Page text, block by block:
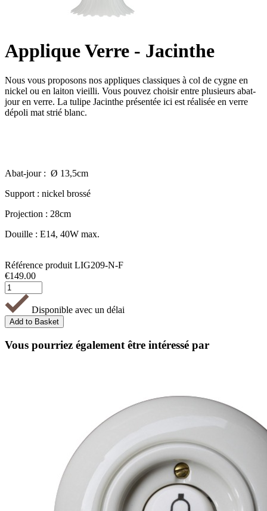
Applique Verre - Jacinthe
Nous vous proposons nos appliques classiques à col de cygne en
nickel ou en laiton vieilli. Vous pouvez choisir entre plusieurs abat-
jour en verre. La tulipe Jacinthe présentée ici est réalisée en verre
dépoli mat strié blanc.
Abat-jour : Ø 13,5cm
Support : nickel brossé
Projection : 28cm
Douille : E14, 40W max.
Référence produit LIG209-N-F
€149.00
Disponible avec un délai
Vous pourriez également être intéressé par